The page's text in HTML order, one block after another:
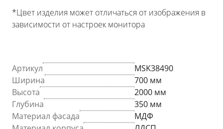
*Цвет изделия может отличаться от изображения в
зависимости от настроек монитора
Артикул
MSK38490
Ширина
700 мм
Высота
2000 мм
Глубина
350 мм
Материал фасада
МДФ